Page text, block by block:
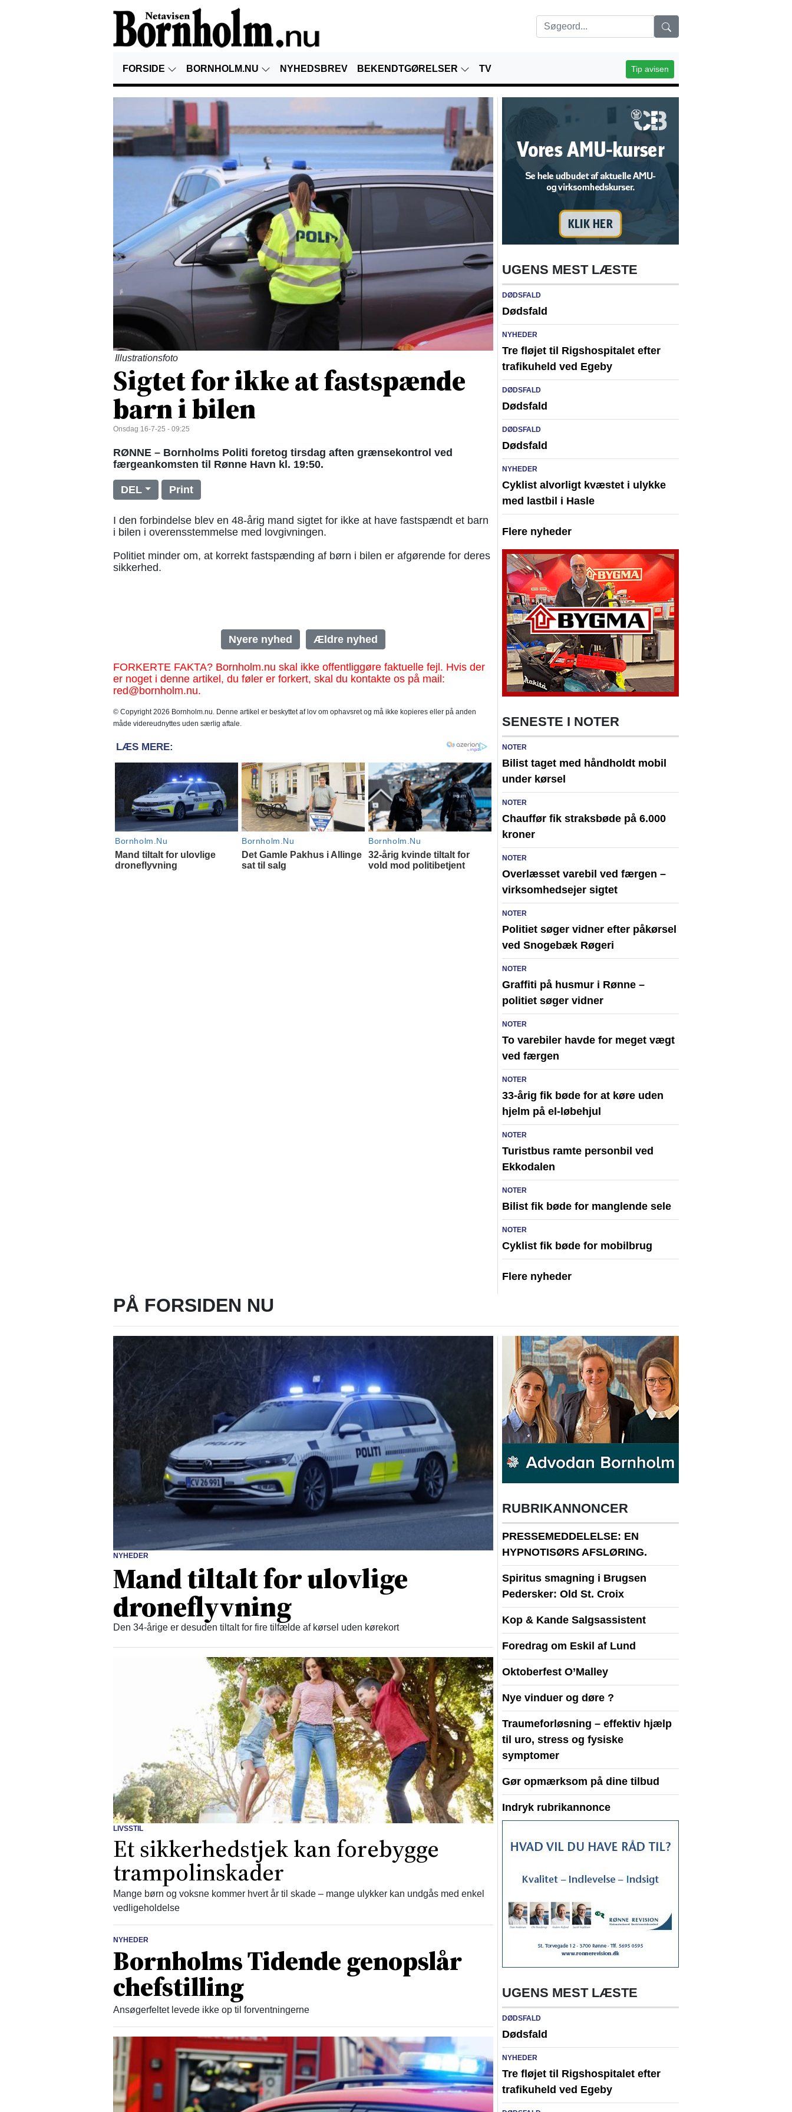
FORSIDE BORNHOLM.NU NYHEDSBREV BEKENDTGØRELSER TV Tip avisen
Illustrationsfoto
Sigtet for ikke at fastspænde
barn i bilen
Onsdag 16-7-25 - 09:25
RØNNE – Bornholms Politi foretog tirsdag aften grænsekontrol ved
færgeankomsten til Rønne Havn kl. 19:50.
DEL Print
I den forbindelse blev en 48-årig mand sigtet for ikke at have fastspændt et barn
i bilen i overensstemmelse med lovgivningen.
Politiet minder om, at korrekt fastspænding af børn i bilen er afgørende for deres
sikkerhed.
Nyere nyhed Ældre nyhed
FORKERTE FAKTA? Bornholm.nu skal ikke offentliggøre faktuelle fejl. Hvis der
er noget i denne artikel, du føler er forkert, skal du kontakte os på mail:
red@bornholm.nu.
© Copyright 2026 Bornholm.nu. Denne artikel er beskyttet af lov om ophavsret og må ikke kopieres eller på anden
måde videreudnyttes uden særlig aftale.
UGENS MEST LÆSTE
DØDSFALD
Dødsfald
NYHEDER
Tre fløjet til Rigshospitalet efter
trafikuheld ved Egeby
DØDSFALD
Dødsfald
DØDSFALD
Dødsfald
NYHEDER
Cyklist alvorligt kvæstet i ulykke
med lastbil i Hasle
Flere nyheder
SENESTE I NOTER
NOTER
Bilist taget med håndholdt mobil
under kørsel
NOTER
Chauffør fik straksbøde på 6.000
kroner
NOTER
Overlæsset varebil ved færgen –
virksomhedsejer sigtet
NOTER
Politiet søger vidner efter påkørsel
ved Snogebæk Røgeri
NOTER
Graffiti på husmur i Rønne –
politiet søger vidner
NOTER
To varebiler havde for meget vægt
ved færgen
NOTER
33-årig fik bøde for at køre uden
hjelm på el-løbehjul
NOTER
Turistbus ramte personbil ved
Ekkodalen
NOTER
Bilist fik bøde for manglende sele
NOTER
Cyklist fik bøde for mobilbrug
Flere nyheder
PÅ FORSIDEN NU
NYHEDER
Mand tiltalt for ulovlige
droneflyvning
Den 34-årige er desuden tiltalt for fire tilfælde af kørsel uden kørekort
LIVSSTIL
Et sikkerhedstjek kan forebygge
trampolinskader
Mange børn og voksne kommer hvert år til skade – mange ulykker kan undgås med enkel
vedligeholdelse
NYHEDER
Bornholms Tidende genopslår
chefstilling
Ansøgerfeltet levede ikke op til forventningerne
RUBRIKANNONCER
PRESSEMEDDELELSE: EN
HYPNOTISØRS AFSLØRING.
Spiritus smagning i Brugsen
Pedersker: Old St. Croix
Kop & Kande Salgsassistent
Foredrag om Eskil af Lund
Oktoberfest O’Malley
Nye vinduer og døre ?
Traumeforløsning – effektiv hjælp
til uro, stress og fysiske
symptomer
Gør opmærksom på dine tilbud
Indryk rubrikannonce
UGENS MEST LÆSTE
DØDSFALD
Dødsfald
NYHEDER
Tre fløjet til Rigshospitalet efter
trafikuheld ved Egeby